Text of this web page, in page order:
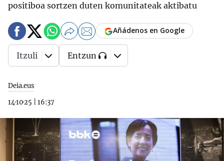
positiboa sortzen duten komunitateak aktibatu
Deia.eus
14·10·25
16:37
Añádenos en Google
Itzuli Entzun